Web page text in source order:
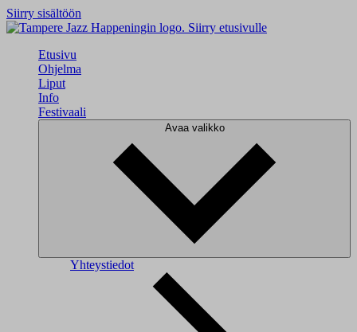
Siirry sisältöön
Siirry etusivulle
Etusivu
Ohjelma
Liput
Info
Festivaali
Avaa valikko
Yhteystiedot